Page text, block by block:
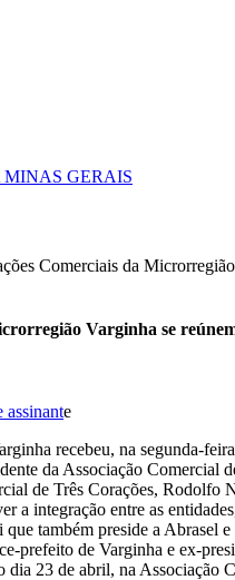
GERAIS
Comerciais da
Varginha se
assinante
recebeu, na segunda-
da Associação Comercial
de Três Corações, Rodolfo
a integração entre as
também preside a
prefeito de Varginha e ex-
dia 23 de abril, na